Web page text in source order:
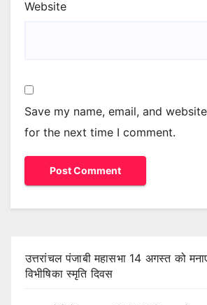
Website
Save my name, email, and
for the next time I comment.
उत्तरांचल पंजाबी महासभा 14 अगस्त को
विभीषिका स्मृति दिवस